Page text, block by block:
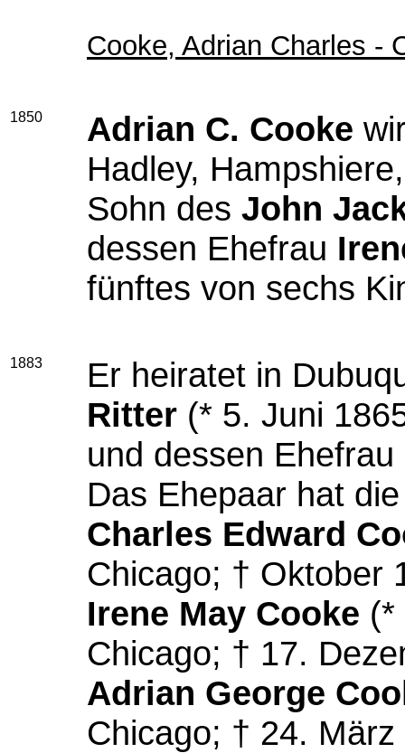
Cooke, Adrian Charles -
1850 Adrian C. Cooke
Hadley,
Sohn des John
dessen Ehefrau
fünftes von sechs
1883
Er heiratet in
Ritter (* 5. Juni
und dessen Ehefrau
Das Ehepaar hat
Charles Edward
Chicago; † Oktober
Irene May Cooke (*
Chicago; † 17.
Adrian George
Chicago; † 24.